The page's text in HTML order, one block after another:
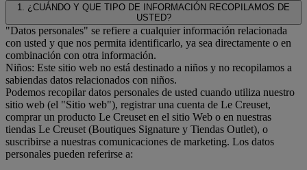
1. ¿CUÁNDO Y QUE TIPO DE INFORMACIÓN RECOPILAMOS DE
USTED?
"Datos personales" se refiere a cualquier información relacionada
con usted y que nos permita identificarlo, ya sea directamente o en
combinación con otra información.
Niños: Este sitio web no está destinado a niños y no recopilamos a
sabiendas datos relacionados con niños.
Podemos recopilar datos personales de usted cuando utiliza nuestro
sitio web (el "Sitio web"), registrar una cuenta de Le Creuset,
comprar un producto Le Creuset en el sitio Web o en nuestras
tiendas Le Creuset (Boutiques Signature y Tiendas Outlet), o
suscribirse a nuestras comunicaciones de marketing. Los datos
personales pueden referirse a: